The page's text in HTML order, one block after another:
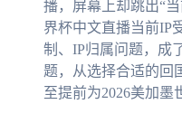
播，屏幕上却跳出“
界杯中文直播当前IP
制、IP归属问题，成
题，从选择合适的回
至提前为2026美加墨